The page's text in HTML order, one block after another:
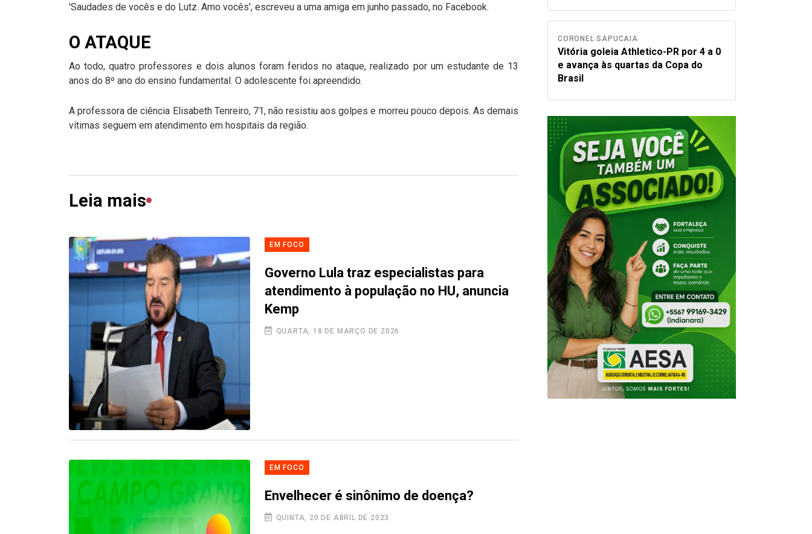
'Saudades de vocês e do Lutz. Amo vocês', escreveu a uma amiga em junho passado, no Facebook.
O ATAQUE
Ao todo, quatro professores e dois alunos foram feridos no ataque, realizado por um estudante de 13
anos do 8º ano do ensino fundamental. O adolescente foi apreendido.
A professora de ciência Elisabeth Tenreiro, 71, não resistiu aos golpes e morreu pouco depois. As demais
vítimas seguem em atendimento em hospitais da região.
Leia mais
EM FOCO
Governo Lula traz especialistas para
atendimento à população no HU, anuncia
Kemp
QUARTA, 18 DE MARÇO DE 2026
EM FOCO
Envelhecer é sinônimo de doença?
QUINTA, 20 DE ABRIL DE 2023
CORONEL SAPUCAIA
Vitória goleia Athletico-PR por 4 a 0
e avança às quartas da Copa do
Brasil